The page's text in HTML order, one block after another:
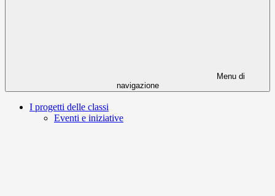
Menu di
navigazione
I progetti delle classi
Eventi e iniziative